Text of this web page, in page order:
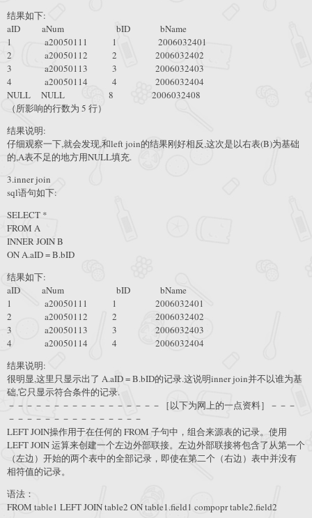
结果如下:
aID aNum bID bName
1 a20050111 1 2006032401
2 a20050112 2 2006032402
3 a20050113 3 2006032403
4 a20050114 4 2006032404
NULL NULL 8 2006032408
（所影响的行数为 5 行）
结果说明:
仔细观察一下,就会发现,和left join的结果刚好相反,这次是以右表(B)为基础
的,A表不足的地方用NULL填充.
3.inner join
sql语句如下:
SELECT *
FROM A
INNER JOIN B
ON A.aID = B.bID
结果如下:
aID aNum bID bName
1 a20050111 1 2006032401
2 a20050112 2 2006032402
3 a20050113 3 2006032403
4 a20050114 4 2006032404
结果说明:
很明显,这里只显示出了 A.aID = B.bID的记录.这说明inner join并不以谁为基
础,它只显示符合条件的记录.
－－－－－－－－－－－－－－－－－［以下为网上的一点资料］－－－
－－－－－－－－－－－－－－－
LEFT JOIN操作用于在任何的 FROM 子句中，组合来源表的记录。使用
LEFT JOIN 运算来创建一个左边外部联接。左边外部联接将包含了从第一个
（左边）开始的两个表中的全部记录，即使在第二个（右边）表中并没有
相符值的记录。
语法：
FROM table1 LEFT JOIN table2 ON table1.field1 compopr table2.field2